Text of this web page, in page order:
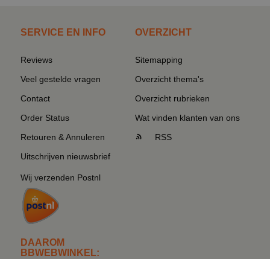
SERVICE EN INFO
Reviews
Veel gestelde vragen
Contact
Order Status
Retouren & Annuleren
Uitschrijven nieuwsbrief
Wij verzenden Postnl
DAAROM
BBWEBWINKEL:
OVERZICHT
Sitemapping
Overzicht thema's
Overzicht rubrieken
Wat vinden klanten van ons
RSS